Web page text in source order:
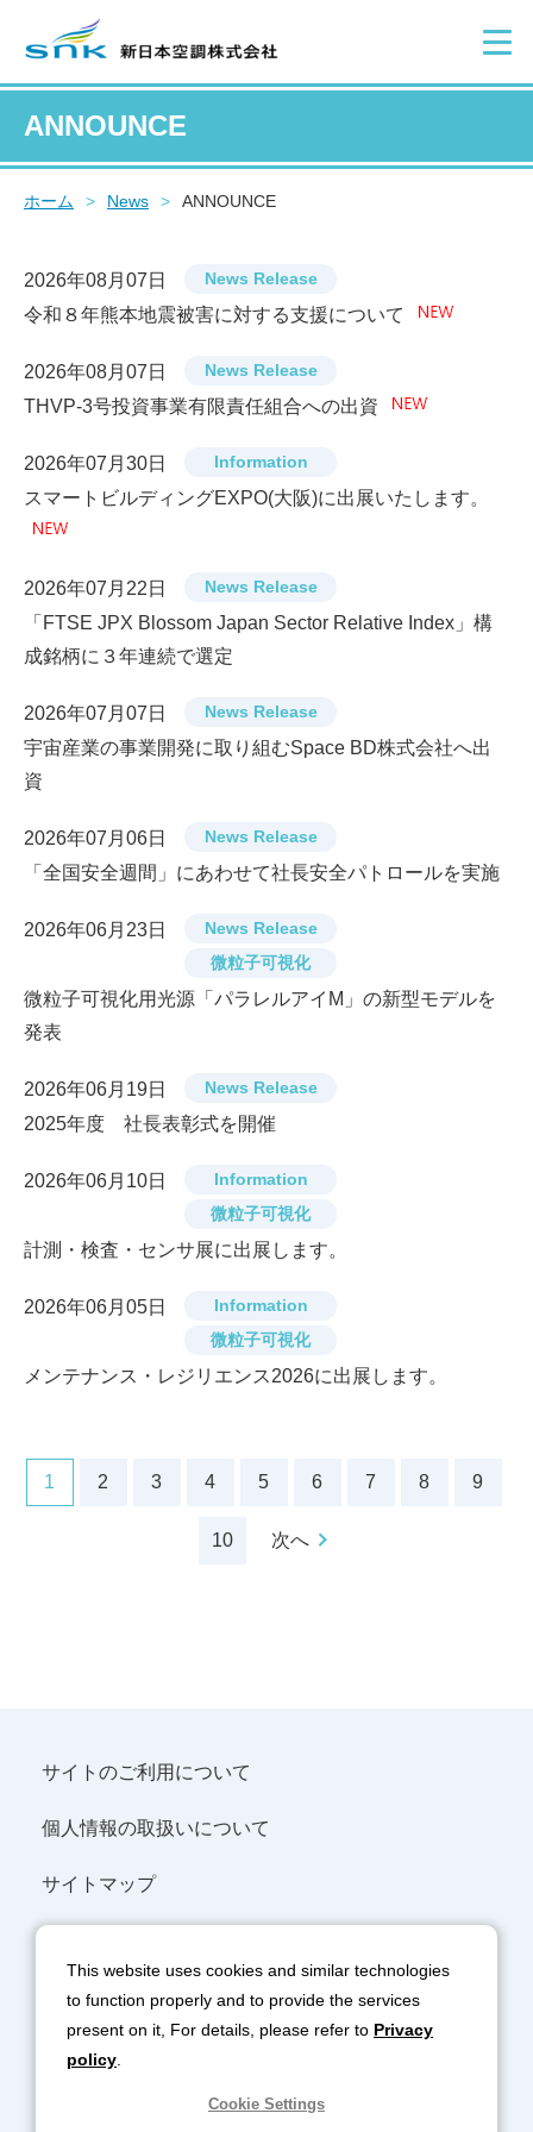
ANNOUNCE
ホーム > News > ANNOUNCE
2026年08月07日 News Release
令和８年熊本地震被害に対する支援について
2026年08月07日 News Release
THVP-3号投資事業有限責任組合への出資
2026年07月30日 Information
スマートビルディングEXPO(大阪)に出展いたします。
2026年07月22日 News Release
「FTSE JPX Blossom Japan Sector Relative Index」構
成銘柄に３年連続で選定
2026年07月07日 News Release
宇宙産業の事業開発に取り組むSpace BD株式会社へ出
資
2026年07月06日 News Release
「全国安全週間」にあわせて社長安全パトロールを実施
2026年06月23日
News Release
微粒子可視化
微粒子可視化用光源「パラレルアイM」の新型モデルを
発表
2026年06月19日 News Release
2025年度 社長表彰式を開催
2026年06月10日
Information
微粒子可視化
計測・検査・センサ展に出展します。
2026年06月05日
Information
微粒子可視化
メンテナンス・レジリエンス2026に出展します。
1 2 3 4 5 6 7 8 9
10 次へ
サイトのご利用について
個人情報の取扱いについて
サイトマップ
協力会社の皆様へ
This website uses cookies and similar technologies
to function properly and to provide the services
present on it, For details, please refer to Privacy
policy
Cookie Settings